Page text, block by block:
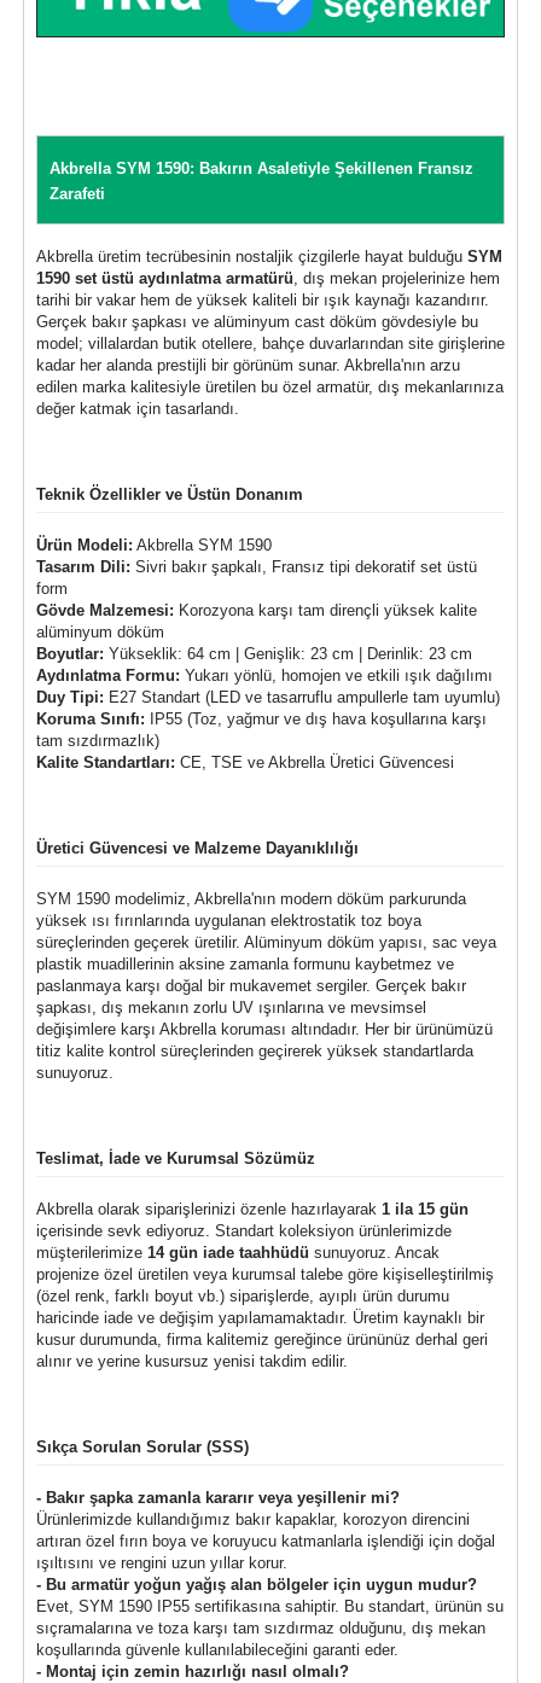
Akbrella SYM 1590: Bakırın Asaletiyle Şekillenen Fransız
Zarafeti
Akbrella üretim tecrübesinin nostaljik çizgilerle hayat bulduğu SYM
1590 set üstü aydınlatma armatürü, dış mekan projelerinize hem
tarihi bir vakar hem de yüksek kaliteli bir ışık kaynağı kazandırır.
Gerçek bakır şapkası ve alüminyum cast döküm gövdesiyle bu
model; villalardan butik otellere, bahçe duvarlarından site girişlerine
kadar her alanda prestijli bir görünüm sunar. Akbrella'nın arzu
edilen marka kalitesiyle üretilen bu özel armatür, dış mekanlarınıza
değer katmak için tasarlandı.
Teknik Özellikler ve Üstün Donanım
Ürün Modeli: Akbrella SYM 1590
Tasarım Dili: Sivri bakır şapkalı, Fransız tipi dekoratif set üstü
form
Gövde Malzemesi: Korozyona karşı tam dirençli yüksek kalite
alüminyum döküm
Boyutlar: Yükseklik: 64 cm | Genişlik: 23 cm | Derinlik: 23 cm
Aydınlatma Formu: Yukarı yönlü, homojen ve etkili ışık dağılımı
Duy Tipi: E27 Standart (LED ve tasarruflu ampullerle tam uyumlu)
Koruma Sınıfı: IP55 (Toz, yağmur ve dış hava koşullarına karşı
tam sızdırmazlık)
Kalite Standartları: CE, TSE ve Akbrella Üretici Güvencesi
Üretici Güvencesi ve Malzeme Dayanıklılığı
SYM 1590 modelimiz, Akbrella'nın modern döküm parkurunda
yüksek ısı fırınlarında uygulanan elektrostatik toz boya
süreçlerinden geçerek üretilir. Alüminyum döküm yapısı, sac veya
plastik muadillerinin aksine zamanla formunu kaybetmez ve
paslanmaya karşı doğal bir mukavemet sergiler. Gerçek bakır
şapkası, dış mekanın zorlu UV ışınlarına ve mevsimsel
değişimlere karşı Akbrella koruması altındadır. Her bir ürünümüzü
titiz kalite kontrol süreçlerinden geçirerek yüksek standartlarda
sunuyoruz.
Teslimat, İade ve Kurumsal Sözümüz
Akbrella olarak siparişlerinizi özenle hazırlayarak 1 ila 15 gün
içerisinde sevk ediyoruz. Standart koleksiyon ürünlerimizde
müşterilerimize 14 gün iade taahhüdü sunuyoruz. Ancak
projenize özel üretilen veya kurumsal talebe göre kişiselleştirilmiş
(özel renk, farklı boyut vb.) siparişlerde, ayıplı ürün durumu
haricinde iade ve değişim yapılamamaktadır. Üretim kaynaklı bir
kusur durumunda, firma kalitemiz gereğince ürününüz derhal geri
alınır ve yerine kusursuz yenisi takdim edilir.
Sıkça Sorulan Sorular (SSS)
- Bakır şapka zamanla kararır veya yeşillenir mi?
Ürünlerimizde kullandığımız bakır kapaklar, korozyon direncini
artıran özel fırın boya ve koruyucu katmanlarla işlendiği için doğal
ışıltısını ve rengini uzun yıllar korur.
- Bu armatür yoğun yağış alan bölgeler için uygun mudur?
Evet, SYM 1590 IP55 sertifikasına sahiptir. Bu standart, ürünün su
sıçramalarına ve toza karşı tam sızdırmaz olduğunu, dış mekan
koşullarında güvenle kullanılabileceğini garanti eder.
- Montaj için zemin hazırlığı nasıl olmalı?